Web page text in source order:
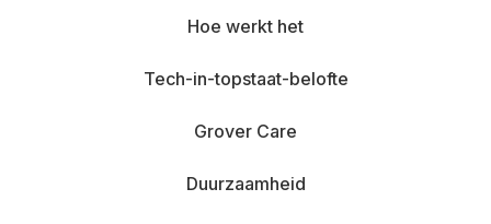
Hoe werkt het
Tech-in-topstaat-belofte
Grover Care
Duurzaamheid